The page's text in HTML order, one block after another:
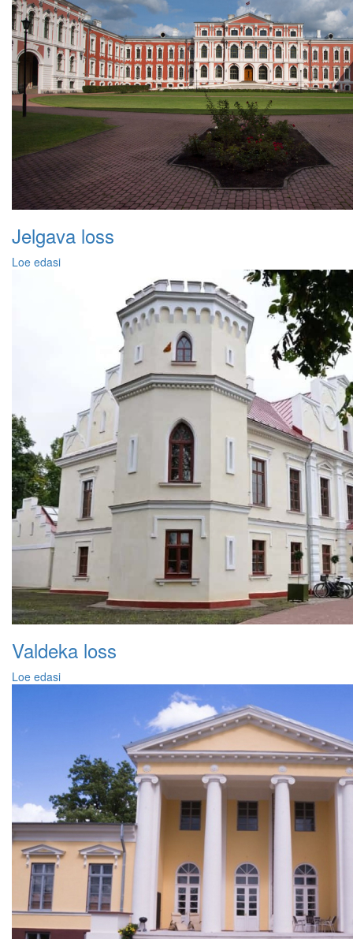
Jelgava loss
Loe edasi
Valdeka loss
Loe edasi